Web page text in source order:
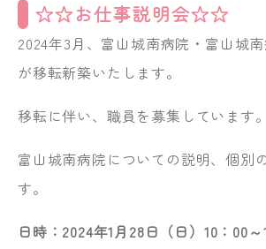
☆☆お仕事説明会☆☆
2024年3月、富山城南病院・富山城
が移転新築いたします。
移転に伴い、職員を募集しています。
富山城南病院についての説明、個別
す。
日時：2024年1月28日（日）10：00～